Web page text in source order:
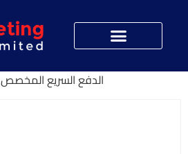
/ الدفع السريع المخصص